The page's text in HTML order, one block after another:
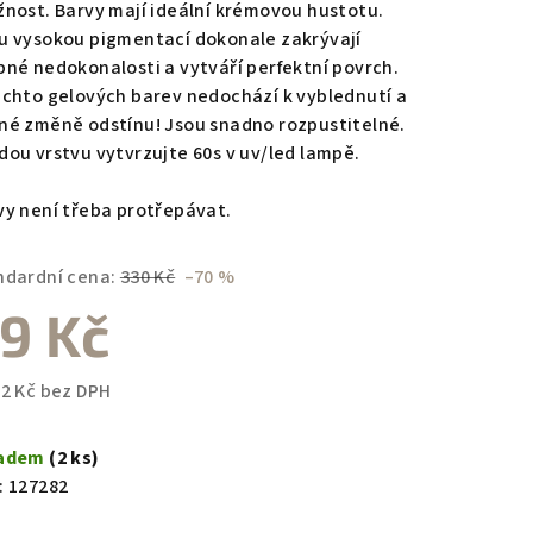
Barvy mají ideální krémovou hustotu.
vysokou pigmentací dokonale zakrývají
nedokonalosti a vytváří perfektní povrch.
gelových barev nedochází k vyblednutí a
změně odstínu! Jsou snadno rozpustitelné.
vrstvu vytvrzujte 60s v uv/led lampě.
není třeba protřepávat.
cena: 330 Kč –70 %
Kč
Kč bez DPH
(2 ks)
127282